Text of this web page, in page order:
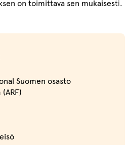
on toimittava sen mukaisesti.
Suomen osasto